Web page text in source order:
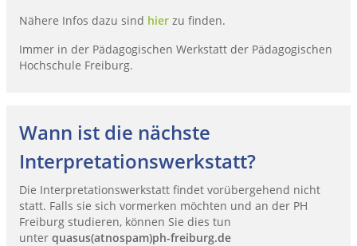
Nähere Infos dazu sind hier zu finden.
Immer in der Pädagogischen Werkstatt der Pädagogischen
Hochschule Freiburg.
Wann ist die nächste
Interpretationswerkstatt?
Die Interpretationswerkstatt findet vorübergehend nicht
statt. Falls sie sich vormerken möchten und an der PH
Freiburg studieren, können Sie dies tun
unter quasus(atnospam)ph-freiburg.de